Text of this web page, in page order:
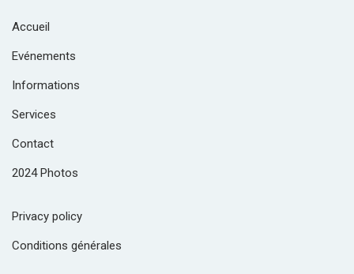
Accueil
Evénements
Informations
Services
Contact
2024 Photos
Privacy policy
Conditions générales